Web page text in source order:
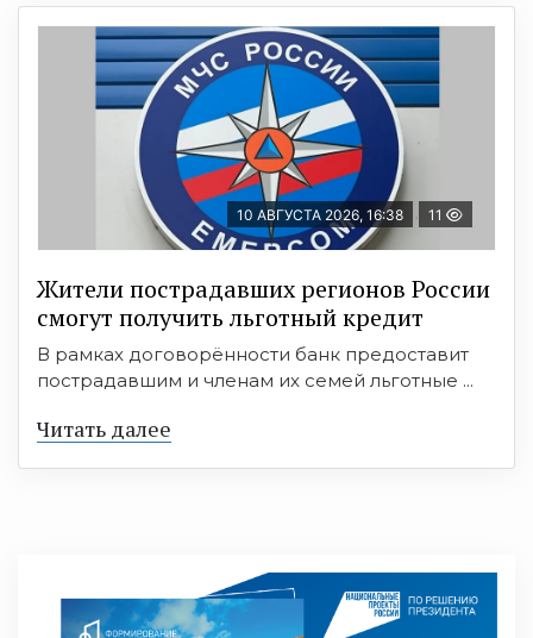
10 АВГУСТА 2026, 16:38 11
Жители пострадавших регионов России
смогут получить льготный кредит
В рамках договорённости банк предоставит
пострадавшим и членам их семей льготные ...
Читать далее